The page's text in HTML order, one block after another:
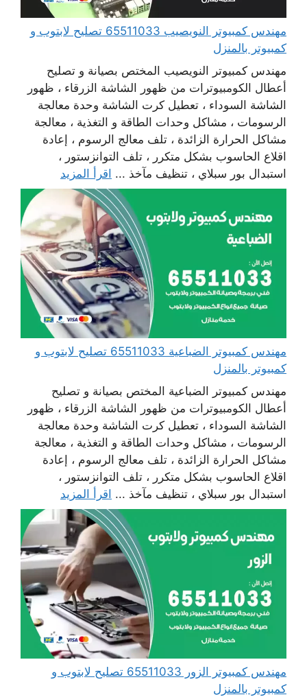
مهندس كمبيوتر النويصيب 65511033 تصليح لابتوب و
كمبيوتر بالمنزل
مهندس كمبيوتر النويصيب المختص بصيانة و تصليح
أعطال الكومبيوترات من ظهور الشاشة الزرقاء ، ظهور
الشاشة السوداء ، تعطيل كرت الشاشة وحدة معالجة
الرسومات ، مشاكل وحدات الطاقة و التغذية ، معالجة
مشاكل الحرارة الزائدة ، تلف معالج الرسوم ، إعادة
اقلاع الحاسوب بشكل متكرر ، تلف التوانزستور ،
استبدال بور سبلاي ، تنظيف مآخذ ... اقرأ المزيد
مهندس كمبيوتر الضباعية 65511033 تصليح لابتوب و
كمبيوتر بالمنزل
مهندس كمبيوتر الضباعية المختص بصيانة و تصليح
أعطال الكومبيوترات من ظهور الشاشة الزرقاء ، ظهور
الشاشة السوداء ، تعطيل كرت الشاشة وحدة معالجة
الرسومات ، مشاكل وحدات الطاقة و التغذية ، معالجة
مشاكل الحرارة الزائدة ، تلف معالج الرسوم ، إعادة
اقلاع الحاسوب بشكل متكرر ، تلف التوانزستور ،
استبدال بور سبلاي ، تنظيف مآخذ ... اقرأ المزيد
مهندس كمبيوتر الزور 65511033 تصليح لابتوب و
كمبيوتر بالمنزل